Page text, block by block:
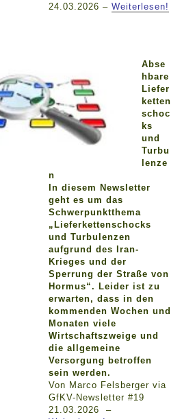
24.03.2026 –Weiterlesen!
Abse
hbare
Liefer
ketten
schoc
ks
und
Turbu
lenze
n
In diesem Newsletter
geht es um das
Schwerpunktthema
„Lieferkettenschocks
und Turbulenzen
aufgrund des Iran-
Krieges und der
Sperrung der Straße von
Hormus“. Leider ist zu
erwarten, dass in den
kommenden Wochen und
Monaten viele
Wirtschaftszweige und
die allgemeine
Versorgung betroffen
sein werden.
Von Marco Felsberger via
GfKV-Newsletter #19
21.03.2026 –